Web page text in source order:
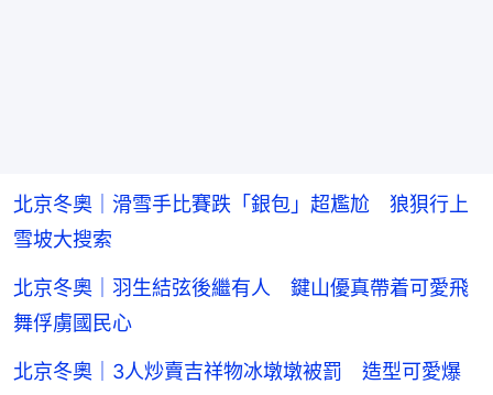
北京冬奧｜滑雪手比賽跌「銀包」超尷尬 狼狽行上
雪坡大搜索
北京冬奧｜羽生結弦後繼有人 鍵山優真帶着可愛飛
舞俘虜國民心
北京冬奧｜3人炒賣吉祥物冰墩墩被罰 造型可愛爆